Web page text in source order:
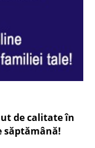
de calitate în
săptămână!